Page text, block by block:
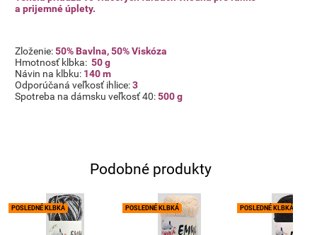
a prijemné úplety.
Zloženie:50% Bavlna, 50% Viskóza
Hmotnosť klbka: 50 g
Návin na klbku: 140 m
Odporúčaná veľkosť ihlice:3
Spotreba na dámsku veľkosť 40:500 g
Podobné produkty
POSLEDNÉ KLBKÁ POSLEDNÉ KLBKÁ POSLEDNÉ KLBKÁ